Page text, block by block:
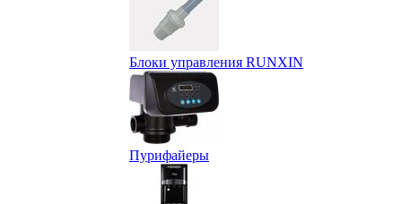
Блоки управления RUNXIN
Пурифайеры